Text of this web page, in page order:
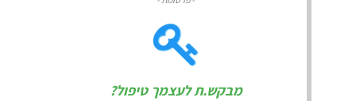
מבקש.ת לעצמך טיפול?